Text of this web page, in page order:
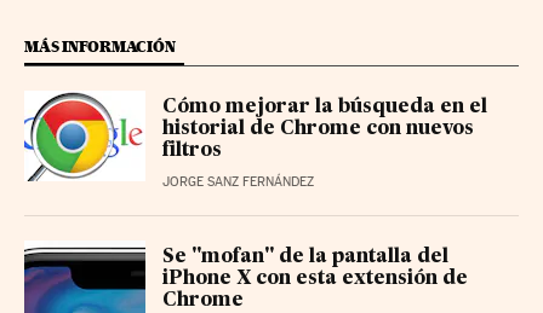
MÁS INFORMACIÓN
Cómo mejorar la búsqueda en el
historial de Chrome con nuevos
filtros
JORGE SANZ FERNÁNDEZ
Se "mofan" de la pantalla del
iPhone X con esta extensión de
Chrome